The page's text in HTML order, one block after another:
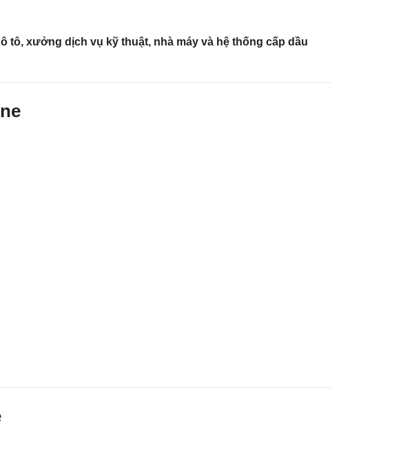
tô, xưởng dịch vụ kỹ thuật, nhà máy và hệ thống cấp dầu